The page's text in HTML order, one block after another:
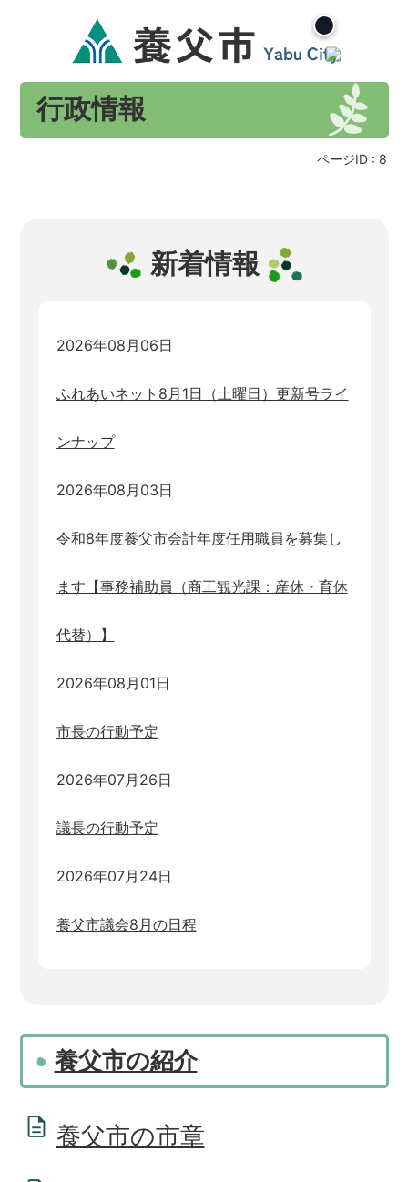
行政情報
ページID : 8
新着情報
2026年08月06日
ふれあいネット8月1日（土曜日）更新号ライ
ンナップ
2026年08月03日
令和8年度養父市会計年度任用職員を募集し
ます【事務補助員（商工観光課：産休・育休
代替）】
2026年08月01日
市長の行動予定
2026年07月26日
議長の行動予定
2026年07月24日
養父市議会8月の日程
養父市の紹介
養父市の市章